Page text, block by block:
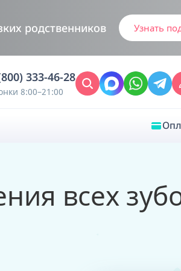
родственников Узнать
333-46-28
8:00–21:00
Врачебная диагностика
всех